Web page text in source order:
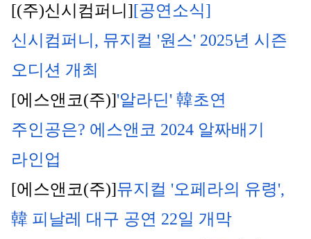
[(주)신시컴퍼니][공연소식]
신시컴퍼니, 뮤지컬 '원스' 2025년 시즌
오디션 개최
[에스앤코(주)]'알라딘' 韓초연
주인공은? 에스앤코 2024 알짜배기
라인업
[에스앤코(주)]뮤지컬 '오페라의 유령',
韓 피날레 대구 공연 22일 개막